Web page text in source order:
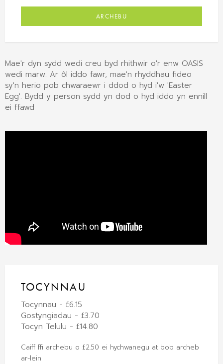
ARCHEBU
Mae'r dyn sydd wedi creu byd rhithwir o'r enw OASIS
wedi marw. Ar ôl iddo fawr, mae'n rhyddhau fideo
sy'n herio pob chwaraewr i ddod o hyd i'w 'Easter
Egg'. Bydd y person sydd yn dod o hyd iddo yn ennill
ei ffawd
TOCYNNAU
Tocynnau - £6.15
Gostyngiadau - £3.70
Tocyn Telulu - £14.80
Caiff ffi archebu o £2.50 ei hychwanegu at bob archeb
ar-lein